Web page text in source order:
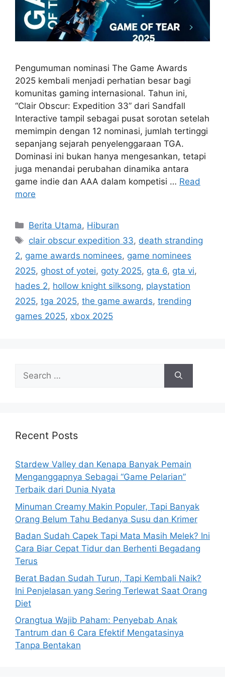
Pengumuman nominasi The Game Awards
2025 kembali menjadi perhatian besar bagi
komunitas gaming internasional. Tahun ini,
“Clair Obscur: Expedition 33” dari Sandfall
Interactive tampil sebagai pusat sorotan setelah
memimpin dengan 12 nominasi, jumlah tertinggi
sepanjang sejarah penyelenggaraan TGA.
Dominasi ini bukan hanya mengesankan, tetapi
juga menandai perubahan dinamika antara
game indie dan AAA dalam kompetisi … Read
more
C
a
e
g
o
r
i
Berita Utama, Hiburan
T
a
g
s
clair obscur expedition 33, death stranding
2, game awards nominees, game nominees
2025, ghost of yotei, goty 2025, gta 6, gta vi,
hades 2, hollow knight silksong, playstation
2025, tga 2025, the game awards, trending
games 2025, xbox 2025
h
r
:
Recent Posts
Stardew Valley dan Kenapa Banyak Pemain
Menganggapnya Sebagai “Game Pelarian”
Terbaik dari Dunia Nyata
Minuman Creamy Makin Populer, Tapi Banyak
Orang Belum Tahu Bedanya Susu dan Krimer
Badan Sudah Capek Tapi Mata Masih Melek? Ini
Cara Biar Cepat Tidur dan Berhenti Begadang
Terus
Berat Badan Sudah Turun, Tapi Kembali Naik?
Ini Penjelasan yang Sering Terlewat Saat Orang
Diet
Orangtua Wajib Paham: Penyebab Anak
Tantrum dan 6 Cara Efektif Mengatasinya
Tanpa Bentakan